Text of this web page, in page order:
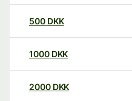
500 DKK
1000 DKK
2000 DKK